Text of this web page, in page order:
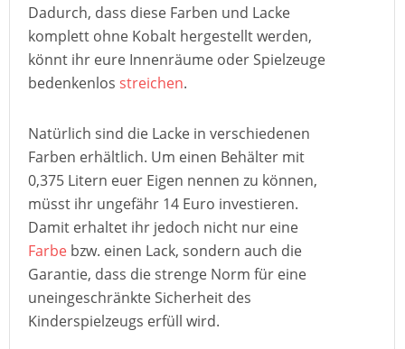
Dadurch, dass diese Farben und Lacke
komplett ohne Kobalt hergestellt werden,
könnt ihr eure Innenräume oder Spielzeuge
bedenkenlos streichen.
Natürlich sind die Lacke in verschiedenen
Farben erhältlich. Um einen Behälter mit
0,375 Litern euer Eigen nennen zu können,
müsst ihr ungefähr 14 Euro investieren.
Damit erhaltet ihr jedoch nicht nur eine
Farbe bzw. einen Lack, sondern auch die
Garantie, dass die strenge Norm für eine
uneingeschränkte Sicherheit des
Kinderspielzeugs erfüll wird.